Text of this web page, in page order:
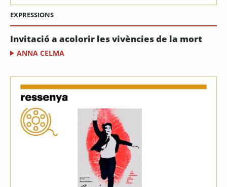
EXPRESSIONS
Invitació a acolorir les vivències de la mort
ANNA CELMA